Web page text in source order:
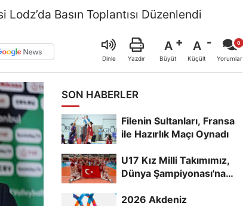
Basın Toplantısı Düzenlendi
Dinle Yazdır
A
Büyüt
A
Küçült Yorumlar
SON HABERLER
Filenin Sultanları, Fransa
ile Hazırlık Maçı Oynadı
U17 Kız Milli Takımımız,
Dünya Şampiyonası'na
2026 Akdeniz